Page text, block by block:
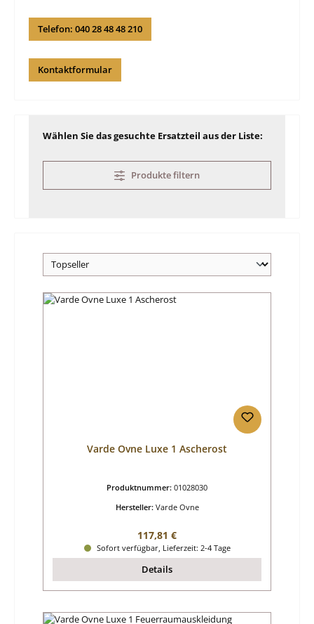
Telefon: 040 28 48 48 210
Kontaktformular
Wählen Sie das gesuchte Ersatzteil aus der Liste:
Produkte filtern
Varde Ovne Luxe 1 Ascherost
Produktnummer: 01028030
Hersteller: Varde Ovne
Regulärer Preis:
117,81 €
Sofort verfügbar, Lieferzeit: 2-4 Tage
Details